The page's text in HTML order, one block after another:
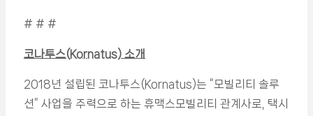
# # #
코나투스(Kornatus) 소개
2018년 설립된 코나투스(Kornatus)는 “모빌리티 솔루
션” 사업을 주력으로 하는 휴맥스모빌리티 관계사로, 택시